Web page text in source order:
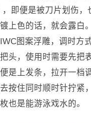
，即便是被刀片划伤，
上色的话，就会露白
图案浮雕，调时方
头，使用时需要先把
是上发条，拉开一档
按住同时顺时针拧紧
也是能游泳戏水的。